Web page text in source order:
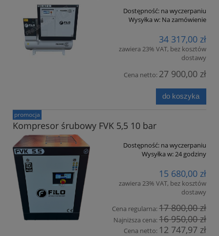
Dostępność: na wyczerpaniu
Wysyłka w: Na zamówienie
34 317,00 zł
zawiera 23% VAT, bez kosztów
dostawy
Cena netto: 27 900,00 zł
do koszyka
Kompresor śrubowy FVK 5,5 10 bar
Dostępność: na wyczerpaniu
Wysyłka w:24 godziny
15 680,00 zł
zawiera 23% VAT, bez kosztów
dostawy
Cena regularna:17 800,00 zł
Najniższa cena:16 950,00 zł
Cena netto: 12 747,97 zł
promocja